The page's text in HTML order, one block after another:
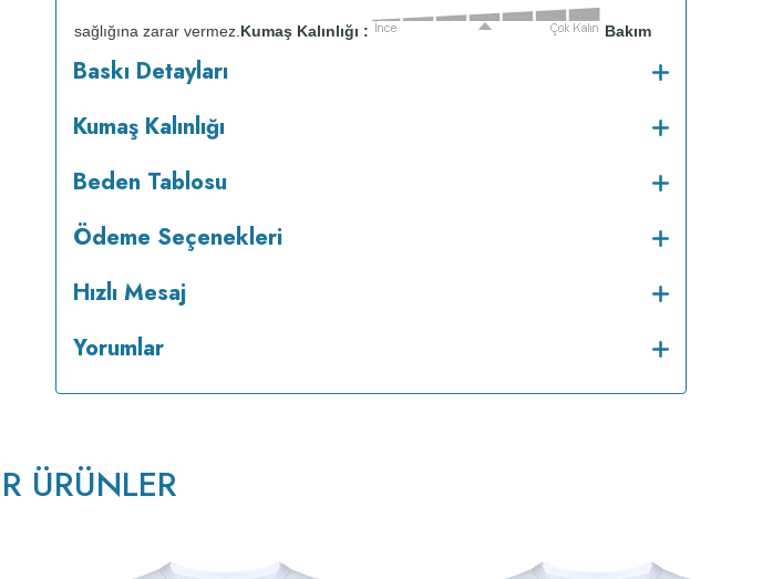
sağlığına zarar vermez. Kumaş Kalınlığı :
Bakım
yapılmaz.Kurutma makinesinde kurutulmaz.
Baskı Detayları
Kumaş Kalınlığı
Beden Tablosu
Ödeme Seçenekleri
Hızlı Mesaj
Yorumlar
ÜRÜNLER